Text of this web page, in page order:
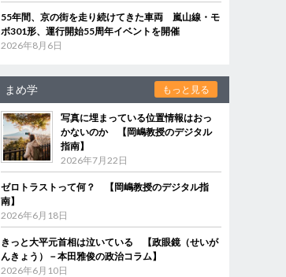
55年間、京の街を走り続けてきた車両 嵐山線・モ
ボ301形、運行開始55周年イベントを開催
2026年8月6日
まめ学 もっと見る
写真に埋まっている位置情報はおっ
かないのか 【岡嶋教授のデジタル
指南】
2026年7月22日
ゼロトラストって何？ 【岡嶋教授のデジタル指
南】
2026年6月18日
きっと大平元首相は泣いている 【政眼鏡（せいが
んきょう）－本田雅俊の政治コラム】
2026年6月10日